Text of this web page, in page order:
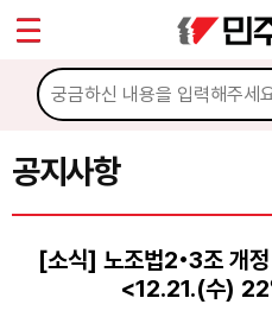
공지사항
[소식] 노조법2•3조 개
<12.21.(수) 22
마이페이지
소개
소식
공지사항
성명·보도
Sketchbook5,
Sketchbook5,